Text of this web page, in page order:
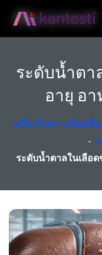
ระดับน้ำตา
อายุ อ
เครื่องวิเคราะห์ผลเ
-
ระดับน้ำตาลในเลือ